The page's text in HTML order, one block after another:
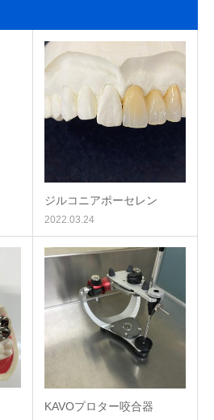
ジルコニアポーセレン
2022.03.24
KAVOプロター咬合器